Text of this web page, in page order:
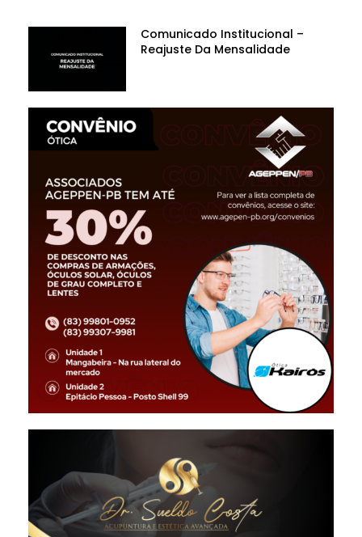
Comunicado Institucional –
Reajuste Da Mensalidade